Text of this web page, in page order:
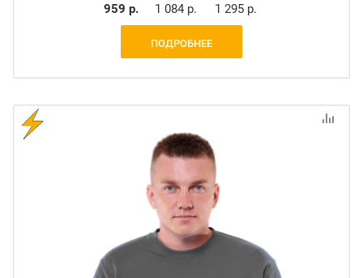
959 р. 1 084 р. 1 295 р.
ПОДРОБНЕЕ